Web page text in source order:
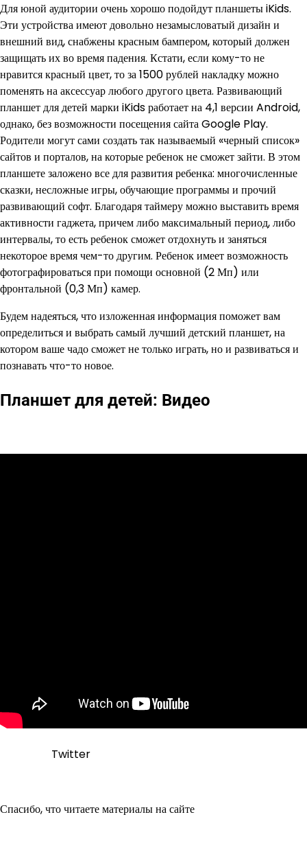
Для юной аудитории очень хорошо подойдут планшеты iKids.
Эти устройства имеют довольно незамысловатый дизайн и
внешний вид, снабжены красным бампером, который должен
защищать их во время падения. Кстати, если кому-то не
нравится красный цвет, то за 1500 рублей накладку можно
поменять на аксессуар любого другого цвета. Развивающий
планшет для детей марки iKids работает на 4,1 версии Android,
однако, без возможности посещения сайта Google Play.
Родители могут сами создать так называемый «черный список»
сайтов и порталов, на которые ребенок не сможет зайти. В этом
планшете заложено все для развития ребенка: многочисленные
сказки, несложные игры, обучающие программы и прочий
развивающий софт. Благодаря таймеру можно выставить время
активности гаджета, причем либо максимальный период, либо
интервалы, то есть ребенок сможет отдохнуть и заняться
некоторое время чем-то другим. Ребенок имеет возможность
фотографироваться при помощи основной (2 Мп) или
фронтальной (0,3 Мп) камер.
Будем надеяться, что изложенная информация поможет вам
определиться и выбрать самый лучший детский планшет, на
котором ваше чадо сможет не только играть, но и развиваться и
познавать что-то новое.
Планшет для детей: Видео
Twitter
Спасибо, что читаете материалы на сайте